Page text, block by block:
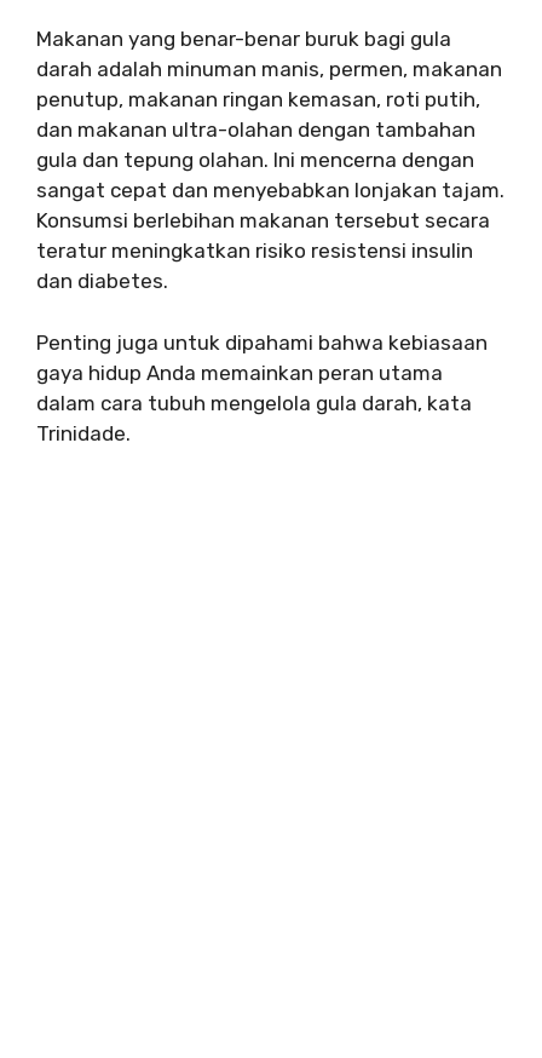
Makanan yang benar-benar buruk bagi gula
darah adalah minuman manis, permen, makanan
penutup, makanan ringan kemasan, roti putih,
dan makanan ultra-olahan dengan tambahan
gula dan tepung olahan. Ini mencerna dengan
sangat cepat dan menyebabkan lonjakan tajam.
Konsumsi berlebihan makanan tersebut secara
teratur meningkatkan risiko resistensi insulin
dan diabetes.
Penting juga untuk dipahami bahwa kebiasaan
gaya hidup Anda memainkan peran utama
dalam cara tubuh mengelola gula darah, kata
Trinidade.